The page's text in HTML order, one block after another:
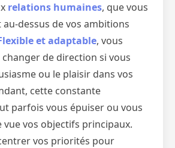
relations humaines, que vous
au-dessus de vos ambitions
et adaptable, vous
changer de direction si vous
ou le plaisir dans vos
cette constante
parfois vous épuiser ou vous
vos objectifs principaux.
vos priorités pour